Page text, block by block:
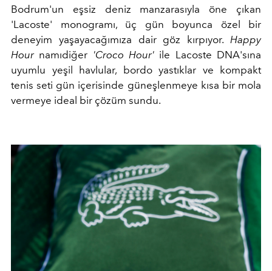
Bodrum'un eşsiz deniz manzarasıyla öne çıkan
'Lacoste' monogramı, üç gün boyunca özel bir
deneyim yaşayacağımıza dair göz kırpıyor. Happy
Hournamıdiğer 'Croco Hour' ile Lacoste DNA'sına
uyumlu yeşil havlular, bordo yastıklar ve kompakt
tenis seti gün içerisinde güneşlenmeye kısa bir mola
vermeye ideal bir çözüm sundu.